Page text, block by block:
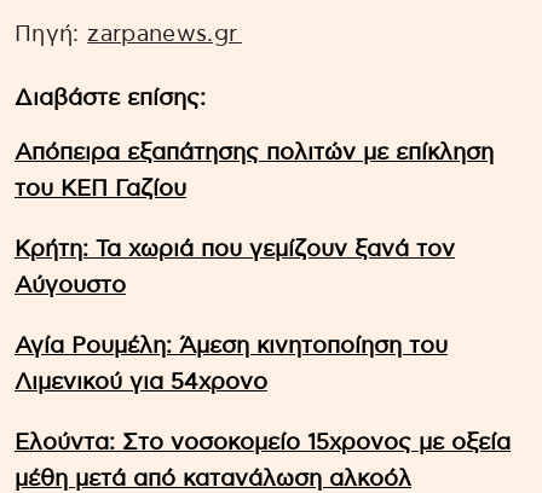
Πηγή:zarpanews.gr
Διαβάστε επίσης:
Απόπειρα εξαπάτησης πολιτών με επίκληση
του ΚΕΠ Γαζίου
Κρήτη: Τα χωριά που γεμίζουν ξανά τον
Αύγουστο
Αγία Ρουμέλη: Άμεση κινητοποίηση του
Λιμενικού για 54χρονο
Ελούντα: Στο νοσοκομείο 15χρονος με οξεία
μέθη μετά από κατανάλωση αλκοόλ